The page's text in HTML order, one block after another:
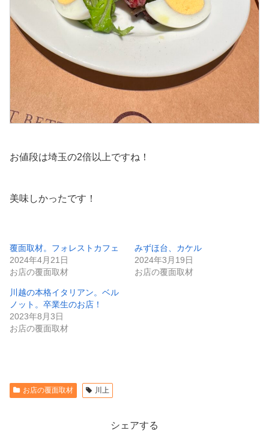
お値段は埼玉の2倍以上ですね！
美味しかったです！
覆面取材。フォレストカフェ
2024年4月21日
お店の覆面取材
みずほ台、カケル
2024年3月19日
お店の覆面取材
川越の本格イタリアン。ベル
ノット。卒業生のお店！
2023年8月3日
お店の覆面取材
お店の覆面取材 川上
シェアする